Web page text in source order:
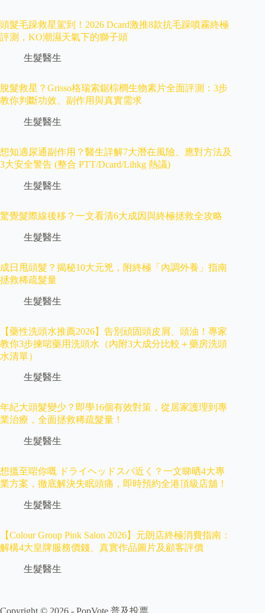
頭髮毛躁救星駕到！2026 Dcard激推8款抗毛躁噴霧終極
評測，KO潮濕天氣下的獅子頭
生髮醫生
脫髮救星？Grisso格瑞索鋸棕櫚生物素片全面評測：3步
教你判斷功效、副作用與真實需求
生髮醫生
想知適尿通副作用？醫生詳解7大潛在風險、應對方法及
3大安全警告 (整合 PTT/Dcard/Lihkg 熱議)
生髮醫生
驚覺髮際線後移？一文看清6大成因與終極拯救全攻略
生髮醫生
成日甩頭髮？揭秘10大元兇，附終極「內調外養」指南
拯救稀疏髮量
生髮醫生
【藥性洗頭水推薦2026】告別頑固頭皮屑、頭油！專家
教你3步揀啱藥用洗頭水（內附3大成分比較＋藥房洗頭
水清單）
生髮醫生
年紀大頭髮變少？即學16個有效對策，從居家護理到專
業治療，全面拯救稀疏髮量！
生髮醫生
想搵至啱你嘅 ドライヘッドスパ近く？一文睇晒4大專
業方案，徹底解決失眠頭痛，即時預約全港頂級店舖！
生髮醫生
【Colour Group Pink Salon 2026】元朗店終極消費指南：
解構4大皇牌服務價錢、真實作品圖片及顧客評價
生髮醫生
Copyright © 2026 - PopVote 普及投票